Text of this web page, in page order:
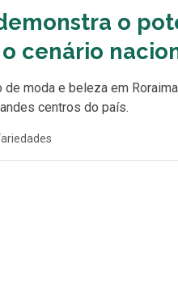
o
cenário
moda e beleza em
centros do país.